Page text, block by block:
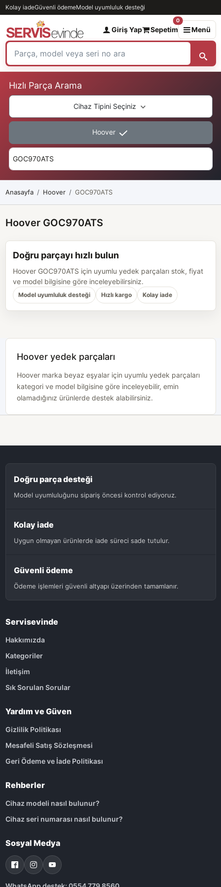
Kolay iadeGüvenli ödemeModel uyumluluk desteği
Giriş Yap Sepetim
0
Menü
Hızlı Parça Arama
Cihaz Tipini Seçiniz
Hoover
Anasayfa Hoover GOC970ATS
Hoover GOC970ATS
Doğru parçayı hızlı bulun
Hoover GOC970ATS için uyumlu yedek parçaları stok, fiyat
ve model bilgisine göre inceleyebilirsiniz.
Model uyumluluk desteği Hızlı kargo Kolay iade
Hoover yedek parçaları
Hoover marka beyaz eşyalar için uyumlu yedek parçaları
kategori ve model bilgisine göre inceleyebilir, emin
olamadığınız ürünlerde destek alabilirsiniz.
Doğru parça desteği
Model uyumluluğunu sipariş öncesi kontrol ediyoruz.
Kolay iade
Uygun olmayan ürünlerde iade süreci sade tutulur.
Güvenli ödeme
Ödeme işlemleri güvenli altyapı üzerinden tamamlanır.
Servisevinde
Hakkımızda
Kategoriler
İletişim
Sık Sorulan Sorular
Yardım ve Güven
Gizlilik Politikası
Mesafeli Satış Sözleşmesi
Geri Ödeme ve İade Politikası
Rehberler
Cihaz modeli nasıl bulunur?
Cihaz seri numarası nasıl bulunur?
Sosyal Medya